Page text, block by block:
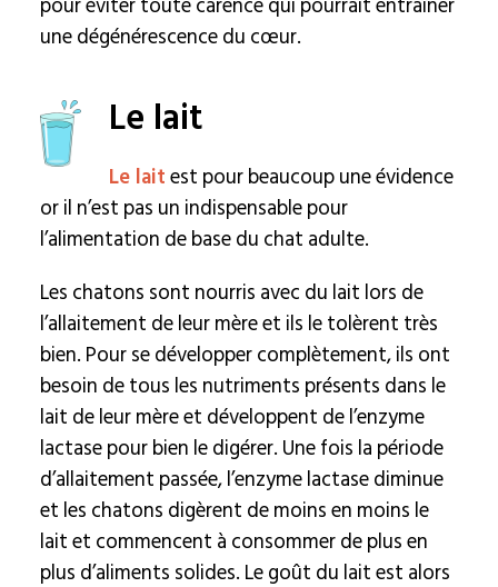
une dégénérescence du cœur.
Le lait
Le laitest pour beaucoup une évidence
or il n’est pas un indispensable pour
l’alimentation de base du chat adulte.
Les chatons sont nourris avec du lait lors de
l’allaitement de leur mère et ils le tolèrent très
bien. Pour se développer complètement, ils ont
besoin de tous les nutriments présents dans le
lait de leur mère et développent de l’enzyme
lactase pour bien le digérer. Une fois la période
d’allaitement passée, l’enzyme lactase diminue
et les chatons digèrent de moins en moins le
lait et commencent à consommer de plus en
plus d’aliments solides. Le goût du lait est alors